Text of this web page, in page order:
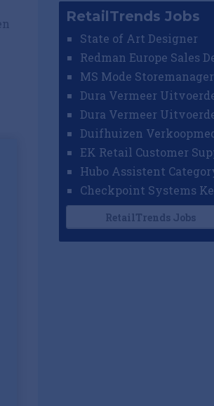
RetailTrends Jobs
State of Art Designer
MS Mode Storemanager
RetailTrends Jobs